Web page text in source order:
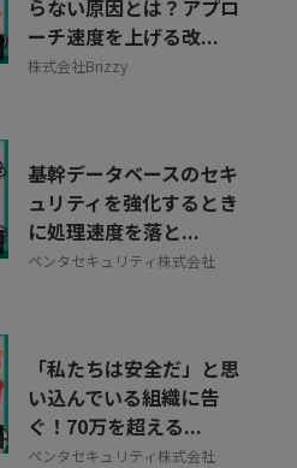
らない原因とは？アプロ
ーチ速度を上げる改...
株式会社Brizzy
基幹データベースのセキ
ュリティを強化するとき
に処理速度を落と...
ペンタセキュリティ株式会社
「私たちは安全だ」と思
い込んでいる組織に告
ぐ！70万を超える...
ペンタセキュリティ株式会社